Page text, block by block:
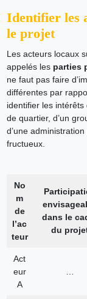
Identifier les
le projet
Les acteurs locaux
appelés les parties
ne faut pas faire
différentes par
identifier les intérêts
de quartier, d’un
d’une
fructueux.
No
m
de
l’ac
teur
dans le
du
Act
eur
A